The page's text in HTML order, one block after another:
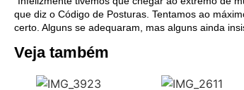
que diz o Código de Posturas. Tentamos ao
certo. Alguns se adequaram, mas alguns ainda
Veja também